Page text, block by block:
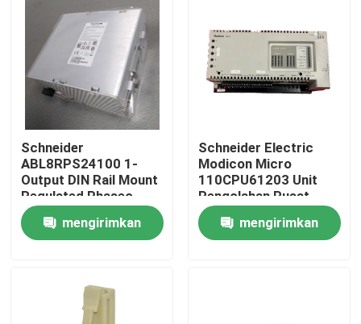
Rumah
Tentang kami
Schneider
ABL8RPS24100 1-
Output DIN Rail Mount
Regulated Phaseo
AC/DC Switch-Mode
Power Supply
mengirimkan
Schneider Electric
Modicon Micro
110CPU61203 Unit
Pengolahan Pusat
Modul CPU
mengirimkan